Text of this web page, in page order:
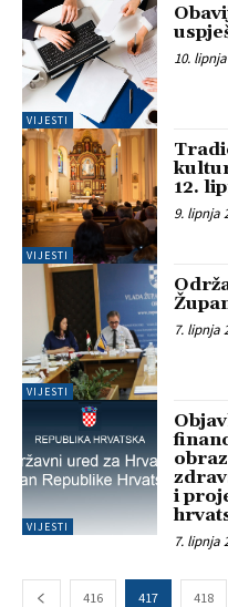
VIJESTI
10.
VIJESTI
12.
9. lipnja
VIJESTI
7. lipnja
VIJESTI
i
7. lipnja
416 417 418